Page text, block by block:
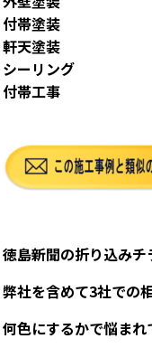
付帯塗装
軒天塗装
シーリング
付帯工事
徳島新聞の折り込みチ
弊社を含めて3社での
何色にするかで悩ま